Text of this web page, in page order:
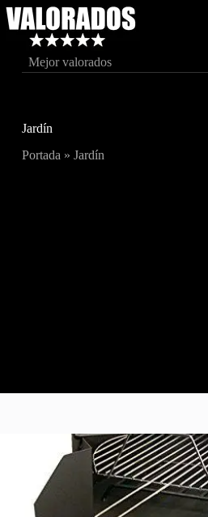
Saltar
al
contenido
Mejor valorados
Jardín
Portada » Jardín